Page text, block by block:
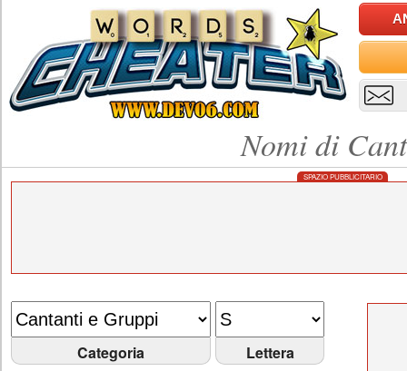
Nomi di
SPAZIO PUBBLICITARIO
Categoria Lettera